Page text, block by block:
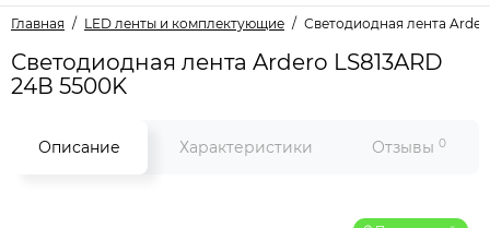
Главная LED ленты и комплектующие Светодиодная лента
Светодиодная лента Ardero LS813ARD
24В 5500K
Описание Характеристики Отзывы 0